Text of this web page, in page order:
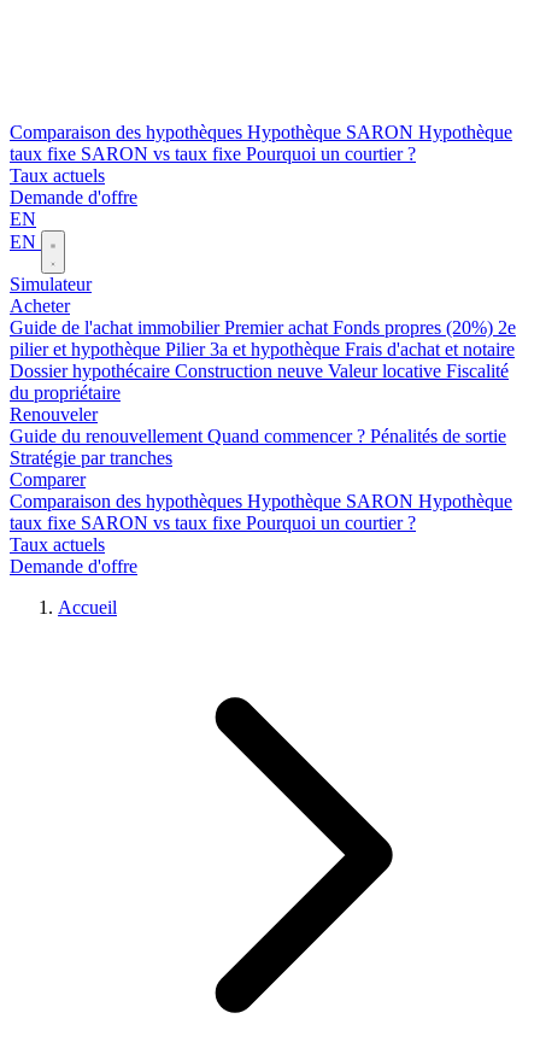
Comparaison des hypothèques Hypothèque SARON Hypothèque
taux fixe SARON vs taux fixe Pourquoi un courtier ?
Taux actuels
Demande d'offre
EN
EN
Simulateur
Acheter
Guide de l'achat immobilierPremier achat Fonds propres (20%) 2e
pilier et hypothèque Pilier 3a et hypothèque Frais d'achat et notaire
Dossier hypothécaire Construction neuve Valeur locative Fiscalité
du propriétaire
Renouveler
Guide du renouvellement Quand commencer ? Pénalités de sortie
Stratégie par tranches
Comparer
Comparaison des hypothèques Hypothèque SARON Hypothèque
taux fixe SARON vs taux fixe Pourquoi un courtier ?
Taux actuels
Demande d'offre
Accueil